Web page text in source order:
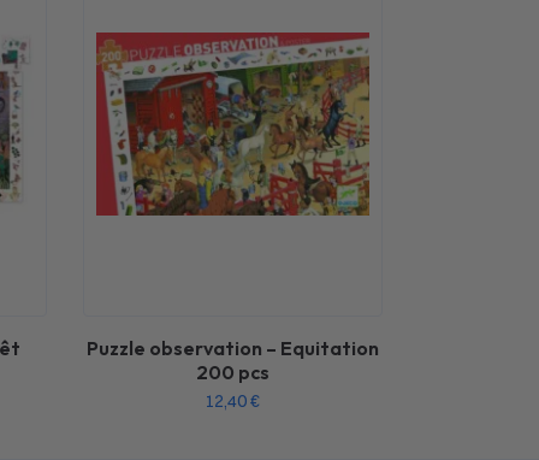
Puzzle observation – Equitation
200 pcs
12,40€